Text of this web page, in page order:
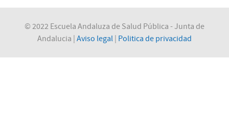
© 2022 Escuela Andaluza de Salud Pública - Junta de
Andalucia | Aviso legal Politica de privacidad